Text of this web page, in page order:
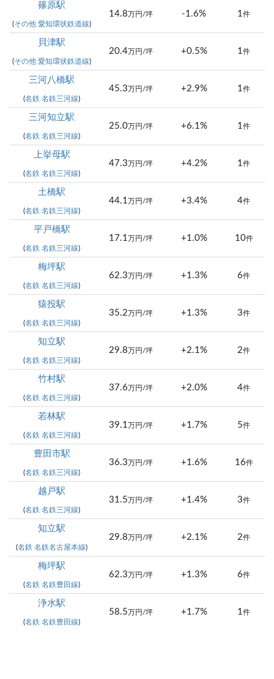
篠原駅
(その他 愛知環状鉄道線)
14.8 万円/坪 -1.6% 1件
貝津駅
(その他 愛知環状鉄道線)
20.4 万円/坪 +0.5% 1件
三河八橋駅
(名鉄 名鉄三河線)
45.3 万円/坪 +2.9% 1件
三河知立駅
(名鉄 名鉄三河線)
25.0 万円/坪 +6.1% 1件
上挙母駅
(名鉄 名鉄三河線)
47.3 万円/坪 +4.2% 1件
土橋駅
(名鉄 名鉄三河線)
44.1 万円/坪 +3.4% 4件
平戸橋駅
(名鉄 名鉄三河線)
17.1 万円/坪 +1.0% 10件
梅坪駅
(名鉄 名鉄三河線)
62.3 万円/坪 +1.3% 6件
猿投駅
(名鉄 名鉄三河線)
35.2 万円/坪 +1.3% 3件
知立駅
(名鉄 名鉄三河線)
29.8 万円/坪 +2.1% 2件
竹村駅
(名鉄 名鉄三河線)
37.6 万円/坪 +2.0% 4件
若林駅
(名鉄 名鉄三河線)
39.1 万円/坪 +1.7% 5件
豊田市駅
(名鉄 名鉄三河線)
36.3 万円/坪 +1.6% 16件
越戸駅
(名鉄 名鉄三河線)
31.5 万円/坪 +1.4% 3件
知立駅
(名鉄 名鉄名古屋本線)
29.8 万円/坪 +2.1% 2件
梅坪駅
(名鉄 名鉄豊田線)
62.3 万円/坪 +1.3% 6件
浄水駅
(名鉄 名鉄豊田線)
58.5 万円/坪 +1.7% 1件